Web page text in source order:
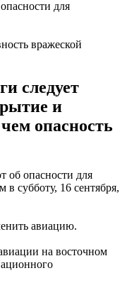
вражеской
следует
и
опасность
опасности для
субботу, 16 сентября,
авиацию.
на восточном